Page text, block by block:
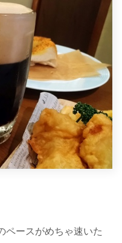
ペースがめちゃ速いた